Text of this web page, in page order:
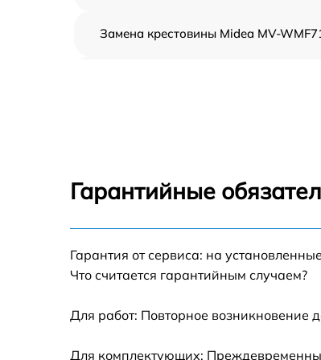
Замена крестовины Midea MV-
Замена УБЛ Midea MV-WMF714G
WMF714G
WMF714G
Гарантийные
Гарантия от сервиса: на
Что считается гарантийным случаем?
Для работ: Повторное возникновение
Для комплектующих: